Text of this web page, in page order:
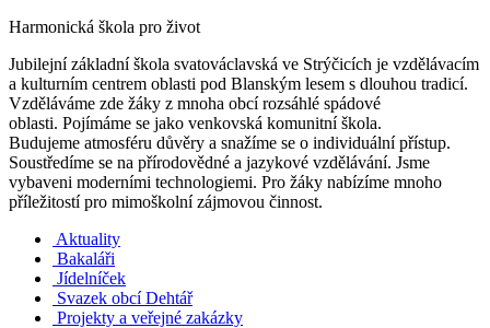
Harmonická škola pro život
Jubilejní základní škola svatováclavská ve Strýčicích je vzdělávacím
a kulturním centrem oblasti pod Blanským lesem s dlouhou tradicí.
Vzděláváme zde žáky z mnoha obcí rozsáhlé spádové
oblasti. Pojímáme se jako venkovská komunitní škola.
Budujeme atmosféru důvěry a snažíme se o individuální přístup.
Soustředíme se na přírodovědné a jazykové vzdělávání. Jsme
vybaveni moderními technologiemi. Pro žáky nabízíme mnoho
příležitostí pro mimoškolní zájmovou činnost.
Aktuality
Bakaláři
Jídelníček
Svazek obcí Dehtář
Projekty a veřejné zakázky